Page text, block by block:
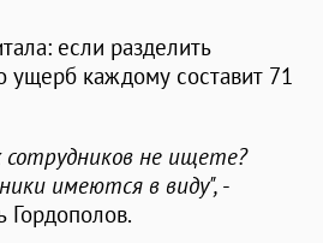
если разделить
каждому составит 71
не ищете?
имеются в виду", -
Гордополов.